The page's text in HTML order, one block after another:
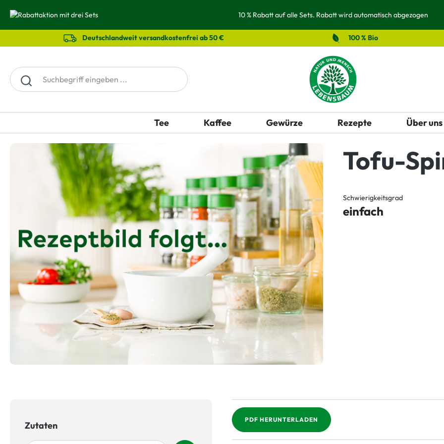
Zur Hauptnavigation springen 10 % Rabatt auf alle Sets. Rabatt wird automatisch abgezogen
Deutschlandweit versandkostenfrei ab 50 € 100 % Bio
Tee Kaffee Gewürze Rezepte Über uns
Tofu-
Schwierigkeitsgrad
einfach
Zutaten
PDF HERUNTERLADEN